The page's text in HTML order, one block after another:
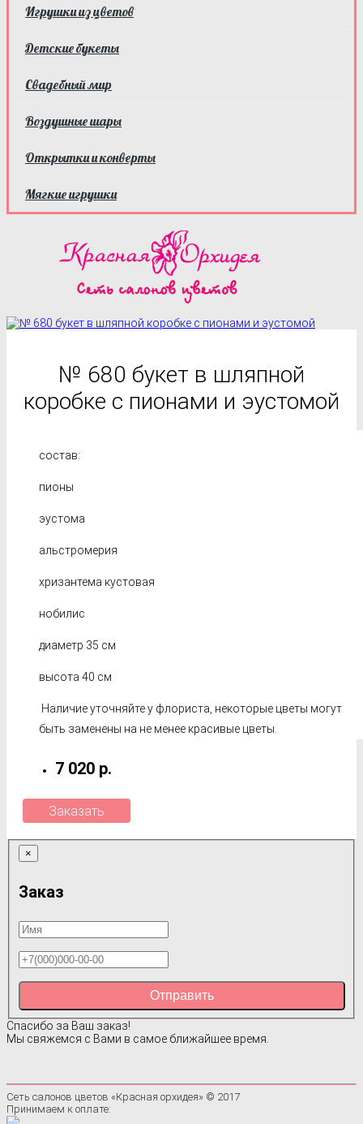
Игрушки из цветов
Детские букеты
Свадебный мир
Воздушные шары
Открытки и конверты
Мягкие игрушки
№ 680 букет в шляпной
коробке с пионами и эустомой
состав:
пионы
эустома
альстромерия
хризантема кустовая
нобилис
диаметр 35 см
высота 40 см
Наличие уточняйте у флориста, некоторые цветы могут
быть заменены на не менее красивые цветы.
7 020 р.
Заказать
×
Заказ
Отправить
Спасибо за Ваш заказ!
Мы свяжемся с Вами в самое ближайшее время.
Сеть салонов цветов «Красная орхидея» © 2017
Принимаем к оплате: